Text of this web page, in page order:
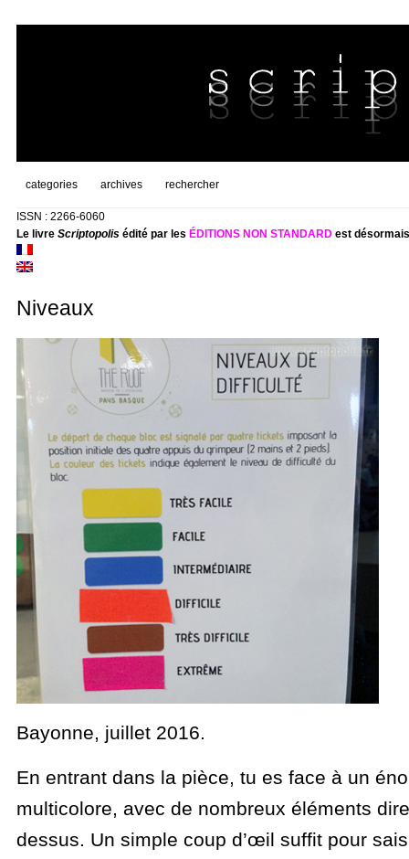
categories archives rechercher
ISSN : 2266-6060
Le livre Scriptopolisédité par les ÉDITIONS NON STANDARDest
Niveaux
Bayonne, juillet 2016.
En entrant dans la pièce, tu es face à un
multicolore, avec de nombreux éléments
dessus. Un simple coup d’œil suffit pour